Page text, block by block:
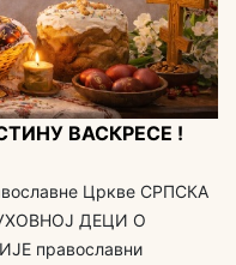
ВАСКРЕСЕ !
Цркве СРПСКА
ДЕЦИ O
православни